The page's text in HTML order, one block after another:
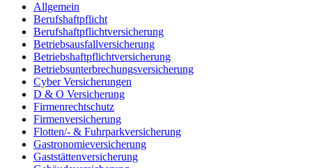
Allgemein
Berufshaftpflicht
Berufshaftpflichtversicherung
Betriebsausfallversicherung
Betriebshaftpflichtversicherung
Betriebsunterbrechungsversicherung
Cyber Versicherungen
D & O Versicherung
Firmenrechtschutz
Firmenversicherung
Flotten/- & Fuhrparkversicherung
Gastronomieversicherung
Gaststättenversicherung